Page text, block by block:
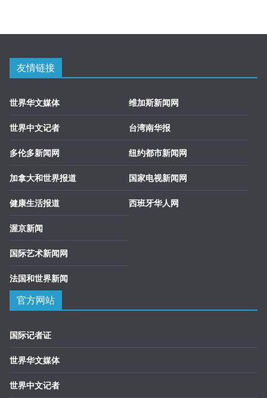
友情链接
世界华文媒体
世界中文记者
多伦多新闻网
加拿大和世界报道
健康生活报道
渥京新闻
国际艺术新闻网
法国和世界新闻
维加斯新闻网
台湾南华报
纽约都市新闻网
国家电视新闻网
西班牙华人网
官方网站
国际记者证
世界华文媒体
世界中文记者